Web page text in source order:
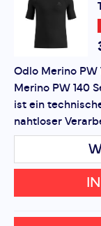
Odlo Merino PW
Merino PW 140
ist ein
nahtloser